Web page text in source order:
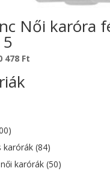
Női karóra
478 Ft
karórák (84)
karórák (50)